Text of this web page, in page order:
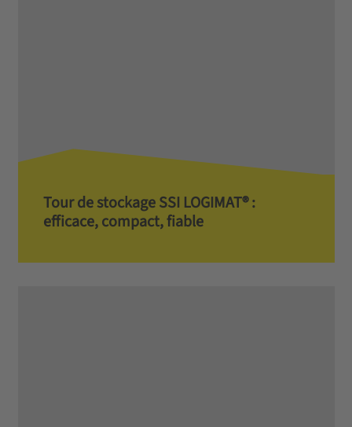
Tour de stockage SSI LOGIMAT® :
efficace, compact, fiable